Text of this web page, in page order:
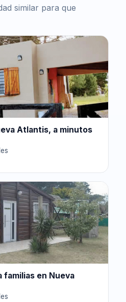
similar para que
Atlantis, a minutos
familias en Nueva